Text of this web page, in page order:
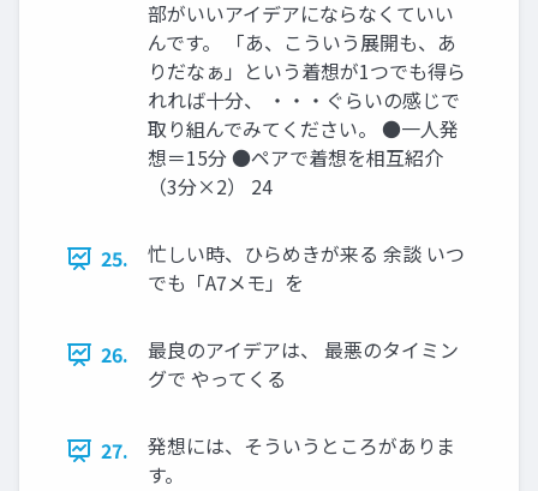
部がいいアイデアにならなくていい
んです。 「あ、こういう展開も、あ
りだなぁ」という着想が1つでも得ら
れれば十分、 ・・・ぐらいの感じで
取り組んでみてください。 ●一人発
想＝15分 ●ペアで着想を相互紹介
（3分×2） 24
25.
忙しい時、ひらめきが来る 余談 いつ
でも「A7メモ」を
26.
最良のアイデアは、 最悪のタイミン
グで やってくる
27.
発想には、そういうところがありま
す。